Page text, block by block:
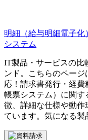
明細（給与明細電子化
システム
IT製品・サービスの比
ンド。こちらのページ
応！請求書発行・経費
帳票システム ）に関す
徴、詳細な仕様や動
ています。気になる製